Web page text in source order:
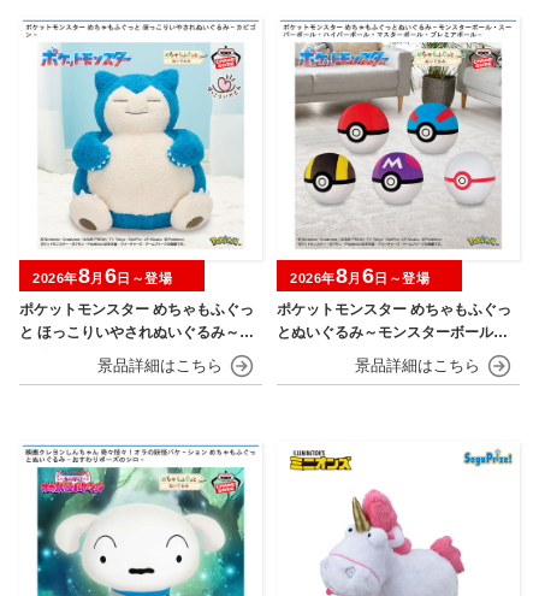
ポケットモンスター めちゃもふぐっ
と ほっこりいやされぬいぐるみ～カ
2026年8月 6日～登場
ポケットモンスター めちゃもふぐっ
とぬいぐるみ～モンスターボール・
スーパーボール・ハイパーボール・
マスターボール・プレミアボール～
2026年8月 6日～登場